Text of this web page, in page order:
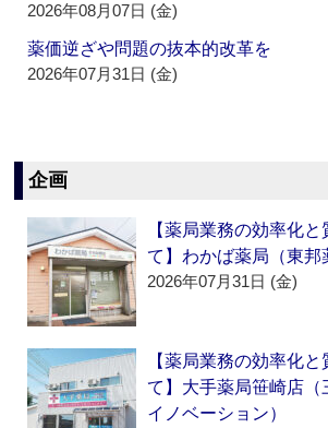
2026年08月07日 (金)
薬価逆ざや問題の抜本的改革を
2026年07月31日 (金)
企画
【薬局業務の効率化
て】わかば薬局（東邦
2026年07月31日 (金)
【薬局業務の効率化
て】大手薬局笹崎店（
イノベーション）